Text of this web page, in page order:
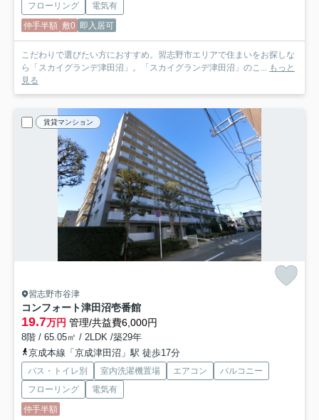
フローリング
電気有
仲手半額 敷0 即入居可
こだわりで選びたい方におすすめ。習志野市エリアで住まいをお探しな
ら「スカイグランデ津田沼」。「スカイグランデ津田沼」のこ... もっと
見る
賃貸マンション
習志野市谷津
コンフォート津田沼壱番館
19.7万円 管理/共益費6,000円
8階 / 65.05㎡ / 2LDK /築29年
京成本線「京成津田沼」駅 徒歩17分
バス・トイレ別 室内洗濯機置場 エアコン
バルコニー
フローリング
電気有
仲手半額